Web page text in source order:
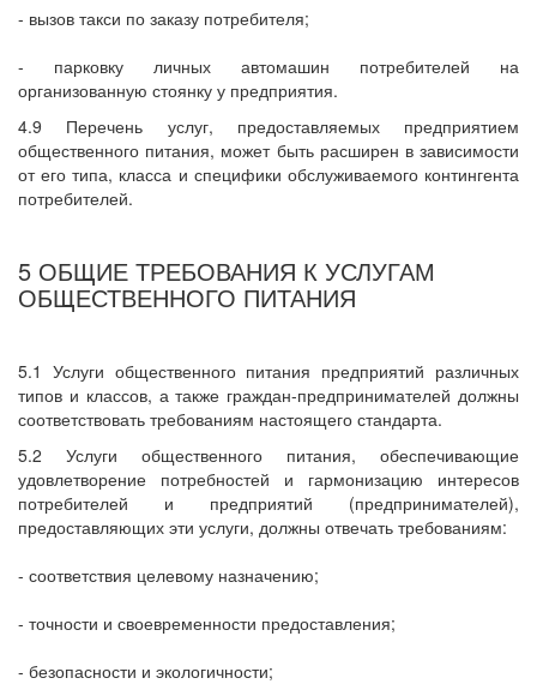
- вызов такси по заказу потребителя;
- парковку личных автомашин потребителей на
организованную стоянку у предприятия.
4.9 Перечень услуг, предоставляемых предприятием
общественного питания, может быть расширен в зависимости
от его типа, класса и специфики обслуживаемого контингента
потребителей.
5 ОБЩИЕ ТРЕБОВАНИЯ К УСЛУГАМ
ОБЩЕСТВЕННОГО ПИТАНИЯ
5.1 Услуги общественного питания предприятий различных
типов и классов, а также граждан-предпринимателей должны
соответствовать требованиям настоящего стандарта.
5.2 Услуги общественного питания, обеспечивающие
удовлетворение потребностей и гармонизацию интересов
потребителей и предприятий (предпринимателей),
предоставляющих эти услуги, должны отвечать требованиям:
- соответствия целевому назначению;
- точности и своевременности предоставления;
- безопасности и экологичности;